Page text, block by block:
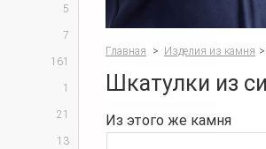
5
7
161
1
21
13
Главная > Изделия из камня >
Шкатулки из
Из этого же камня